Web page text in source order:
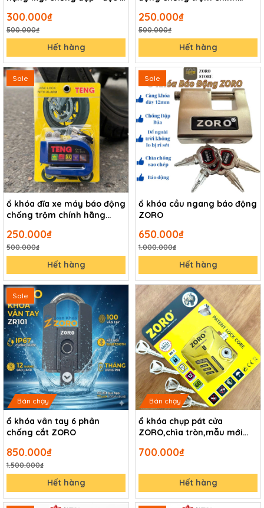
300.000₫
500.000₫
Hết hàng
250.000₫
500.000₫
Hết hàng
Sale
ổ khóa đĩa xe máy báo động
chống trộm chính hãng
250.000₫
500.000₫
Hết hàng
Sale
ổ khóa cầu ngang báo động
ZORO
650.000₫
1.000.000₫
Hết hàng
Sale
Bán chạy
ổ khóa vân tay 6 phân
chống cắt ZORO
850.000₫
1.500.000₫
Hết hàng
Bán chạy
ổ khóa chụp pát cửa
ZORO,chìa tròn,mẫu mới
700.000₫
Hết hàng